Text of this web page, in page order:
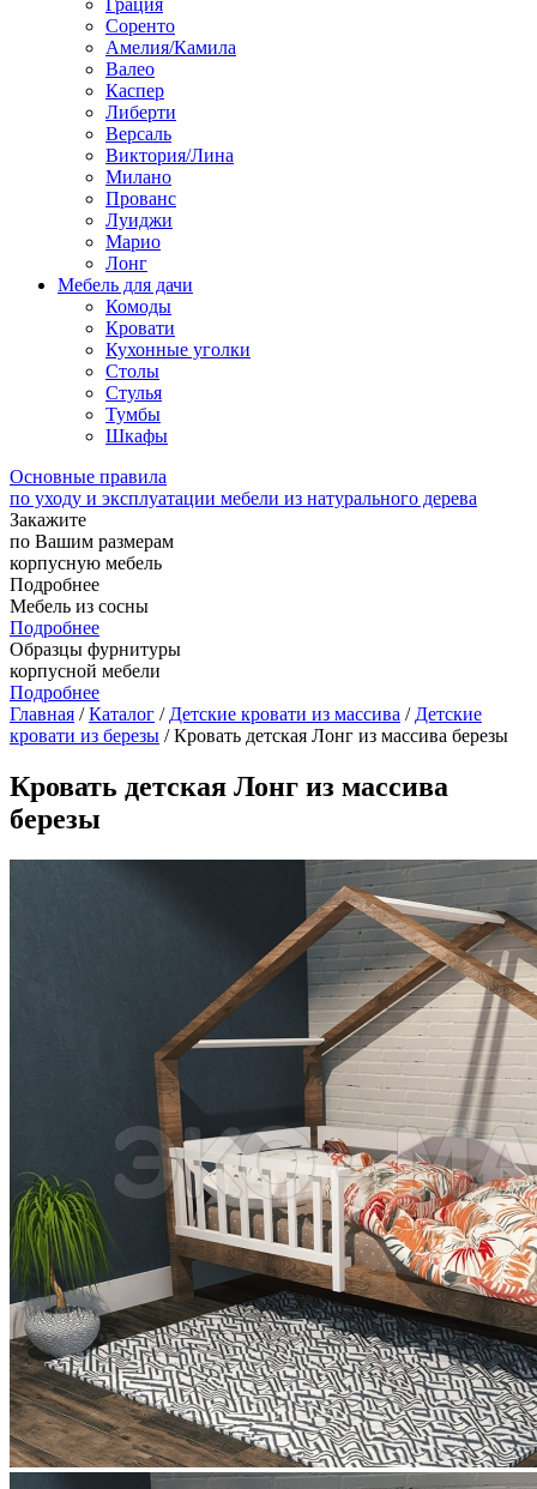
Грация
Соренто
Амелия/Камила
Валео
Каспер
Либерти
Версаль
Виктория/Лина
Милано
Прованс
Луиджи
Марио
Лонг
Мебель для дачи
Комоды
Кровати
Кухонные уголки
Столы
Стулья
Тумбы
Шкафы
Основные правила
по уходу и эксплуатации мебели из натурального дерева
Закажите
по Вашим размерам
корпусную мебель
Подробнее
Мебель из сосны
Подробнее
Образцы фурнитуры
корпусной мебели
Подробнее
Главная /Каталог / Детские кровати из массива / Детские
кровати из березы / Кровать детская Лонг из массива березы
Кровать детская Лонг из массива
березы